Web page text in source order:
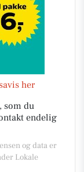
her
som du
endelig
og data er
Lokale